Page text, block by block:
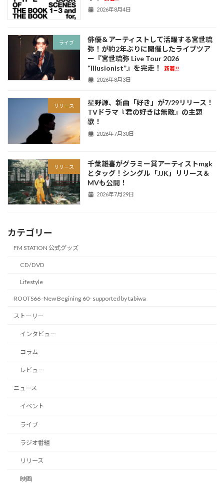
2026年8月4日
ライブ
俳優＆アーティストして活躍する宮世琉
弥！が約2年ぶりに開催したライブツア
ー『宮世琉弥 Live Tour 2026
“Illusionist”』を完走！
新着!!
2026年8月3日
リリース
星野源、新曲「好き」が7/29リリース！
TVドラマ『君の好きは無敵』の主題
歌！
2026年7月30日
リリース
千葉雄喜がグラミー賞アーティストmgk
とタッグ！シングル「JJK」リリース＆
MVも公開！
2026年7月29日
カテゴリー
FM STATION 公式グッズ
CD/DVD
Lifestyle
ROOTS66 -New Begining 60- supported by tabiwa
ストーリー
インタビュー
コラム
レビュー
ニュース
イベント
ライブ
ラジオ番組
リリース
映画